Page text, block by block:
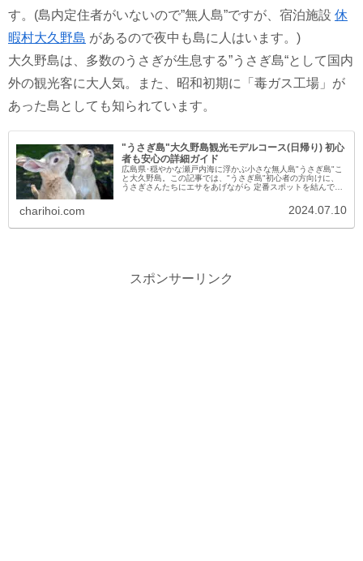
す。(島内定住者がいないので”無人島”ですが、宿泊施設 休
暇村大久野島 があるので夜中も島に人はいます。)
大久野島は、多数のうさぎが生息する”うさぎ島“として国内
外の観光客に大人気。また、昭和初期に「毒ガス工場」が
あった島としても知られています。
"うさぎ島"大久野島観光モデルコース(日帰り) 初心
者も安心の詳細ガイド
広島県･穏やかな瀬戸内海に浮かぶ小さな無人島"うさぎ島"こ
と大久野島。この記事では、"うさぎ島"初心者の方向けに、
うさぎさんたちにエサをあげながら 定番スポットを結んで島
charihoi.com 2024.07.10
スポンサーリンク